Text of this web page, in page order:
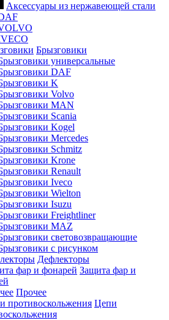
Аксессуары из нержавеющей стали
Брызговики
универсальные
DAF
K
Volvo
MAN
Scania
Kogel
Mercedes
Schmitz
Krone
Renault
Iveco
Wielton
Isuzu
Freightliner
MAZ
световозвращающие
с рисунком
Дефлекторы
Защита фар и
Прочее
Цепи